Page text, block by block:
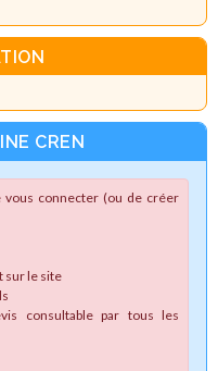
CREN
vous connecter (ou de créer
sur le site
consultable par tous les